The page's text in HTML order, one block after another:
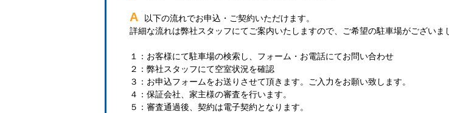
A
以下の流れでお申込・ご契約いただけます。
詳細な流れは弊社スタッフにてご案内いたしますので、ご希望の駐車場がございま
１：お客様にて駐車場の検索し、フォーム・お電話にてお問い合わせ
２：弊社スタッフにて空室状況を確認
３：お申込フォームをお送りさせて頂きます。ご入力をお願い致します。
４：保証会社、家主様の審査を行います。
５：審査通過後、契約は電子契約となります。